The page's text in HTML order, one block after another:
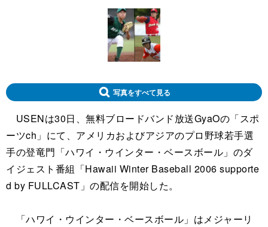
写真をすべて見る
USENは30日、無料ブロードバンド放送GyaOの「スポ
ーツch」にて、アメリカおよびアジアのプロ野球若手選
手の登竜門「ハワイ・ウインター・ベースボール」のダ
イジェスト番組「Hawaii Winter Baseball 2006 supporte
d by FULLCAST」の配信を開始した。
「ハワイ・ウインター・ベースボール」はメジャーリ